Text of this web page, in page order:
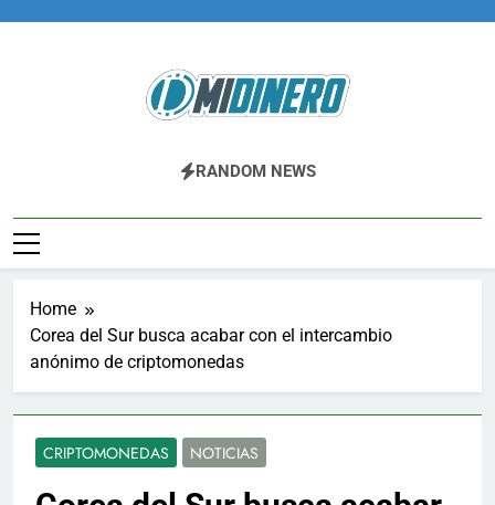
Midinero.co
Fintech, Criptomonedas
RANDOM NEWS
Home
Corea del Sur busca acabar con el intercambio
anónimo de criptomonedas
CRIPTOMONEDAS NOTICIAS